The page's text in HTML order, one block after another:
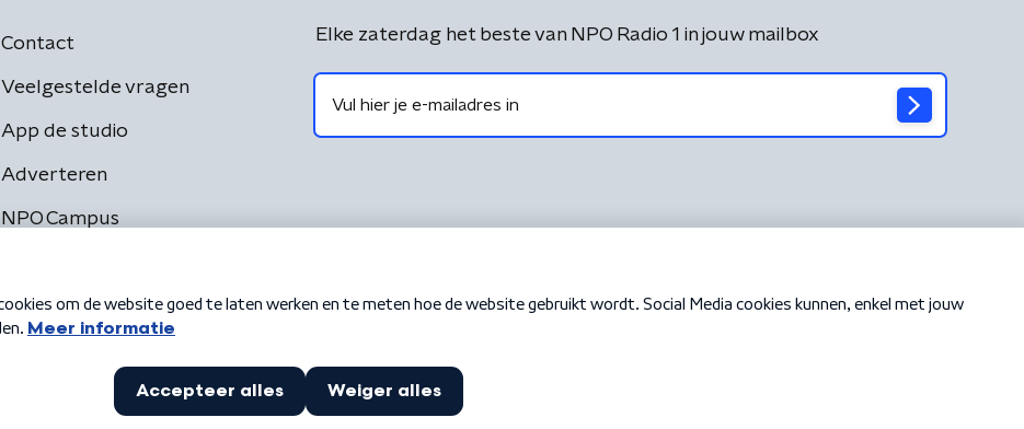
Contact
Veelgestelde vragen
App de studio
Adverteren
NPO Campus
Elke zaterdag het beste van NPO Radio 1 in jouw mailbox